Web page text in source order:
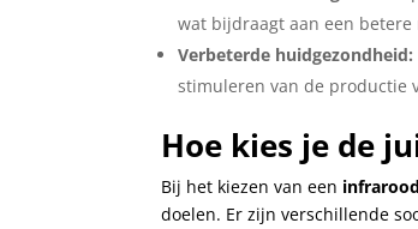
wat bijdraagt aan een
Verbeterde huidgezondheid:
stimuleren van de productie
Hoe kies je de
Bij het kiezen van een
doelen. Er zijn verschillende